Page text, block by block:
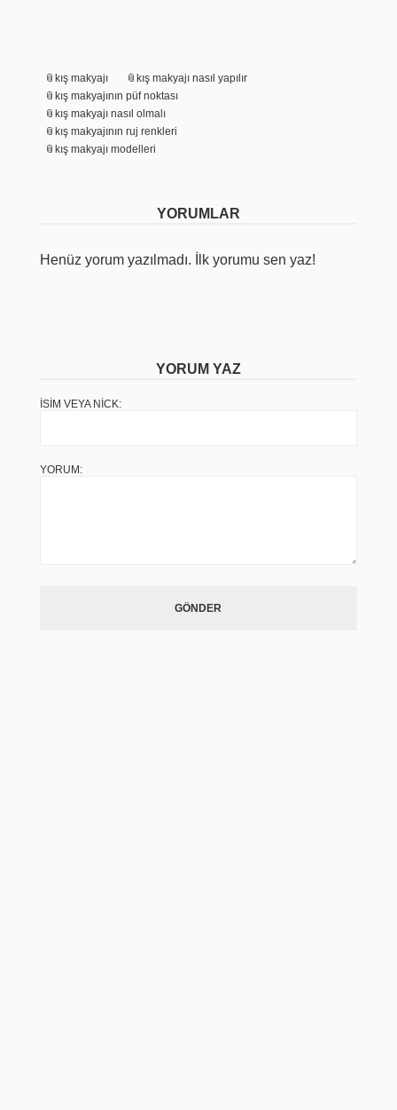
kış makyajı
kış makyajı nasıl yapılır
kış makyajının püf noktası
kış makyajı nasıl olmalı
kış makyajının ruj renkleri
kış makyajı modelleri
YORUMLAR
Henüz yorum yazılmadı. İlk yorumu sen yaz!
YORUM YAZ
İSIM VEYA NICK:
YORUM:
GÖNDER